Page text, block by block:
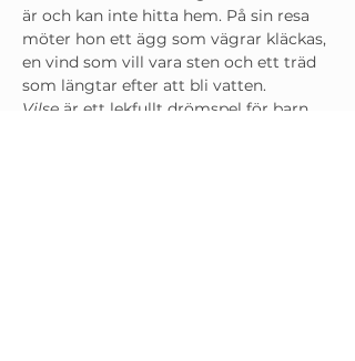
är och kan inte hitta hem. På sin resa
möter hon ett ägg som vägrar kläckas,
en vind som vill vara sten och ett träd
som längtar efter att bli vatten.
Vilse är ett lekfullt drömspel för barn